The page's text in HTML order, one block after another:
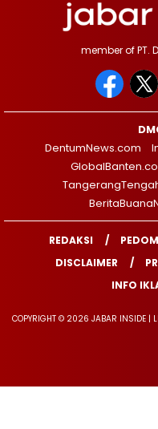
member of PT.
DentumNews.com
REDAKSI
DISCLAIMER
INFO
COPYRIGHT © 2026 JABAR INSIDE |